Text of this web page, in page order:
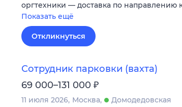
оргтехники — доставка по направлению
Показать ещё
Откликнуться
Сотрудник парковки (вахта)
69 000–131 000 ₽
11 июля 2026 Москва
Домодедовская